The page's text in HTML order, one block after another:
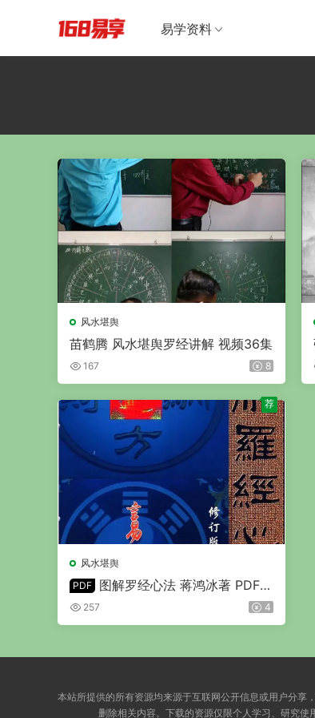
易学资料
风水堪舆
苗鹤腾 风水堪舆罗经讲解 视频36集
167 8
风水堪舆
PDF
图解罗经心法 蒋鸿冰著 PDF
彩色版 203页
257 4
荐
本站所提供的所有资源均来源于互联网公开信息或用户分享
删除相关内容。下载的资源仅限个人学习、研究